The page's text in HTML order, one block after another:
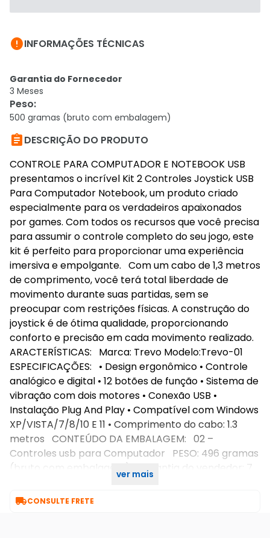
INFORMAÇÕES TÉCNICAS
Garantia do Fornecedor
3 Meses
Peso:
500 gramas (bruto com embalagem)
DESCRIÇÃO DO PRODUTO
CONTROLE PARA COMPUTADOR E NOTEBOOK USB
presentamos o incrível Kit 2 Controles Joystick USB
Para Computador Notebook, um produto criado
especialmente para os verdadeiros apaixonados
por games. Com todos os recursos que você precisa
para assumir o controle completo do seu jogo, este
kit é perfeito para proporcionar uma experiência
imersiva e empolgante. Com um cabo de 1,3 metros
de comprimento, você terá total liberdade de
movimento durante suas partidas, sem se
preocupar com restrições físicas. A construção do
joystick é de ótima qualidade, proporcionando
conforto e precisão em cada movimento realizado.
ARACTERÍSTICAS: Marca: Trevo Modelo:Trevo-01
ESPECIFICAÇÕES: • Design ergonômico • Controle
analógico e digital • 12 botões de função • Sistema de
vibração com dois motores • Conexão USB •
Instalação Plug And Play • Compatível com Windows
XP/VISTA/7/8/10 E 11 • Comprimento do cabo: 1.3
metros CONTEÚDO DA EMBALAGEM: 02 –
Controles usb para Computador PESO: 496 gramas
(bruto com embalagem) Garantia do vendedor: 7
ver mais
CONSULTE FRETE